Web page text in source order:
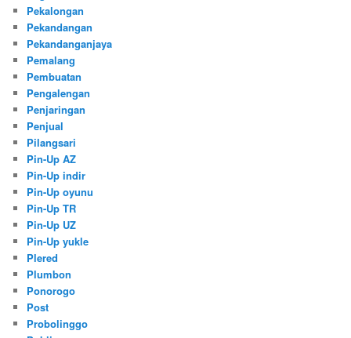
Pekalongan
Pekandangan
Pekandanganjaya
Pemalang
Pembuatan
Pengalengan
Penjaringan
Penjual
Pilangsari
Pin-Up AZ
Pin-Up indir
Pin-Up oyunu
Pin-Up TR
Pin-Up UZ
Pin-Up yukle
Plered
Plumbon
Ponorogo
Post
Probolinggo